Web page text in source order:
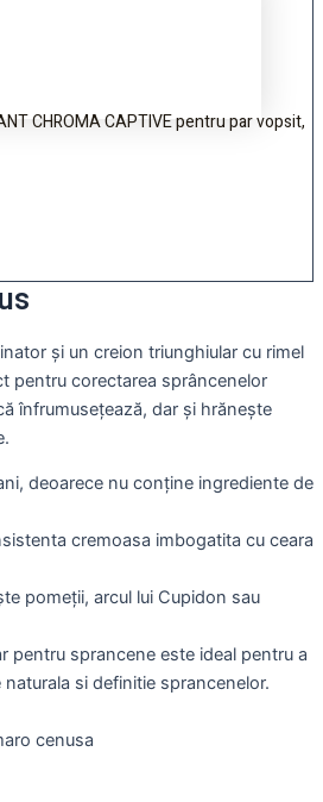
CHROMA CAPTIVE pentru par vopsit,
și un creion triunghiular cu rimel
pentru corectarea sprâncenelor
înfrumusețează, dar și hrănește
deoarece nu conține ingrediente de
cremoasa imbogatita cu ceara
pomeții, arcul lui Cupidon sau
pentru sprancene este ideal pentru a
si definitie sprancenelor.
cenusa